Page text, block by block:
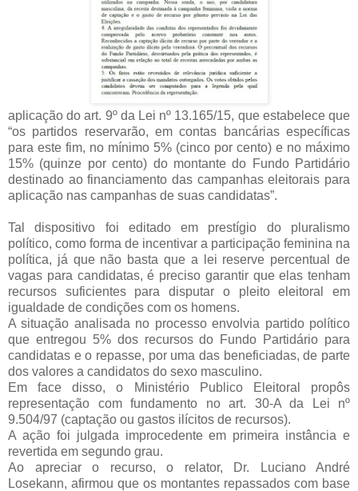
aplicação do art. 9º da Lei nº 13.165/15, que estabelece que
“os partidos reservarão, em contas bancárias específicas
para este fim, no mínimo 5% (cinco por cento) e no máximo
15% (quinze por cento) do montante do Fundo Partidário
destinado ao financiamento das campanhas eleitorais para
aplicação nas campanhas de suas candidatas”.
Tal dispositivo foi editado em prestígio do pluralismo
político, como forma de incentivar a participação feminina na
política, já que não basta que a lei reserve percentual de
vagas para candidatas, é preciso garantir que elas tenham
recursos suficientes para disputar o pleito eleitoral em
igualdade de condições com os homens.
A situação analisada no processo envolvia partido político
que entregou 5% dos recursos do Fundo Partidário para
candidatas e o repasse, por uma das beneficiadas, de parte
dos valores a candidatos do sexo masculino.
Em face disso, o Ministério Publico Eleitoral propôs
representação com fundamento no art. 30-A da Lei nº
9.504/97 (captação ou gastos ilícitos de recursos).
A ação foi julgada improcedente em primeira instância e
revertida em segundo grau.
Ao apreciar o recurso, o relator, Dr. Luciano André
Losekann, afirmou que os montantes repassados com base